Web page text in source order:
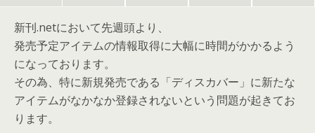
新刊.netにおいて先週頭より、
発売予定アイテムの情報取得に大幅に時間がかかるよう
になっております。
その為、特に新規発売である「ディスカバー」に新たな
アイテムがなかなか登録されないという問題が起きてお
ります。